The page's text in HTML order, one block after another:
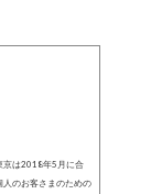
京は2018年5月に合
人のお客さまのための